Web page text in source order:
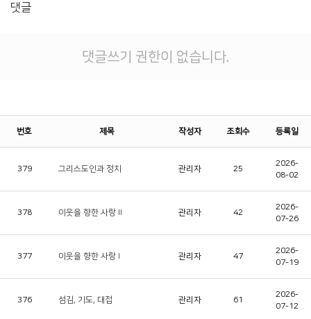
댓글
댓글쓰기 권한이 없습니다.
번호 제목 작성자 조회수 등록일
379 그리스도인과 정치 관리자 25
2026-
08-02
378 이웃을 향한 사랑 II 관리자 42
2026-
07-26
377 이웃을 향한 사랑 I 관리자 47
2026-
07-19
376 섬김, 기도, 대접 관리자 61
2026-
07-12